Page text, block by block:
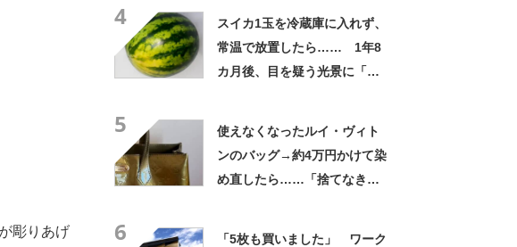
彫りあげ
4
スイカ1玉を冷蔵庫に入れず、
常温で放置したら…… 1年8
カ月後、目を疑う光景に「ヤ
5
使えなくなったルイ・ヴィト
ンのバッグ→約4万円かけて染
め直したら……「捨てなきゃ
6
「5枚も買いました」 ワーク